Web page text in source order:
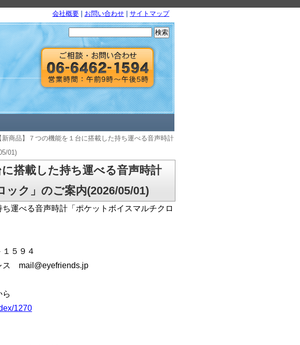
会社概要 お問い合わせ サイトマップ
索:
新商品】７つの機能を１台に搭載した持ち運べる音声時計
01)
に搭載した持ち運べる音声時計
ック」のご案内(2026/05/01)
運べる音声時計「ポケットボイスマルチクロ
５９４
ら
1270